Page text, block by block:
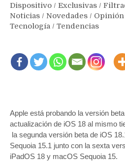
Dispositivo / Exclusivas /
Noticias / Novedades / Opinión
Tecnología / Tendencias
Apple está probando la versión
actualización de ‌iOS 18‌ al mismo
la segunda versión beta de iOS
Sequoia 15.1 junto con la sexta
iPadOS 18 y ‌macOS Sequoia‌ 15.